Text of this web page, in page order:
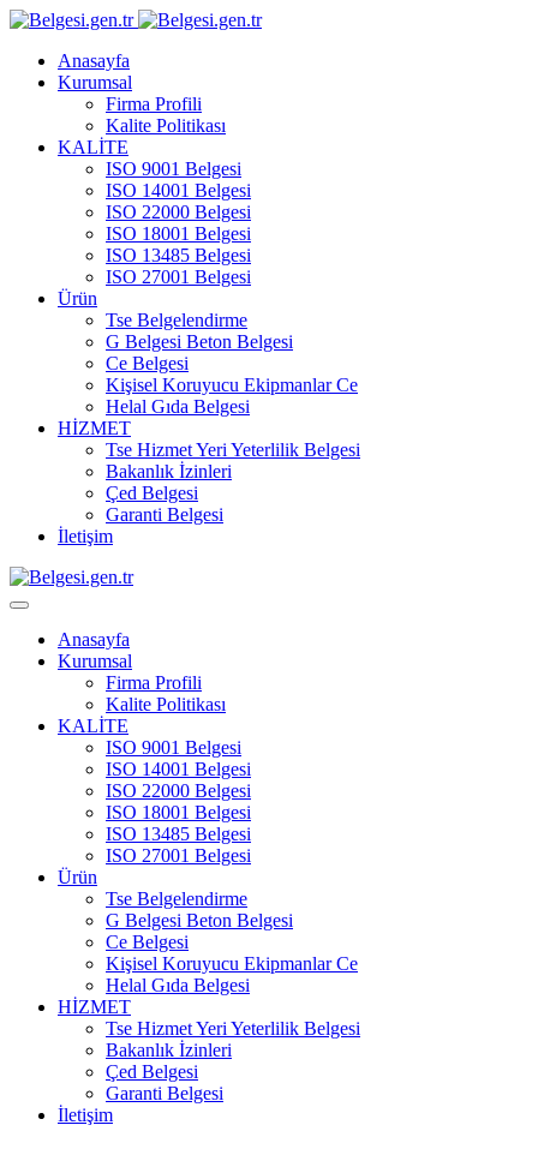
Anasayfa
Kurumsal
Firma Profili
Kalite Politikası
KALİTE
ISO 9001 Belgesi
ISO 14001 Belgesi
ISO 22000 Belgesi
ISO 18001 Belgesi
ISO 13485 Belgesi
ISO 27001 Belgesi
Ürün
Tse Belgelendirme
G Belgesi Beton Belgesi
Ce Belgesi
Kişisel Koruyucu Ekipmanlar Ce
Helal Gıda Belgesi
HİZMET
Tse Hizmet Yeri Yeterlilik Belgesi
Bakanlık İzinleri
Çed Belgesi
Garanti Belgesi
İletişim
Anasayfa
Kurumsal
Firma Profili
Kalite Politikası
KALİTE
ISO 9001 Belgesi
ISO 14001 Belgesi
ISO 22000 Belgesi
ISO 18001 Belgesi
ISO 13485 Belgesi
ISO 27001 Belgesi
Ürün
Tse Belgelendirme
G Belgesi Beton Belgesi
Ce Belgesi
Kişisel Koruyucu Ekipmanlar Ce
Helal Gıda Belgesi
HİZMET
Tse Hizmet Yeri Yeterlilik Belgesi
Bakanlık İzinleri
Çed Belgesi
Garanti Belgesi
İletişim